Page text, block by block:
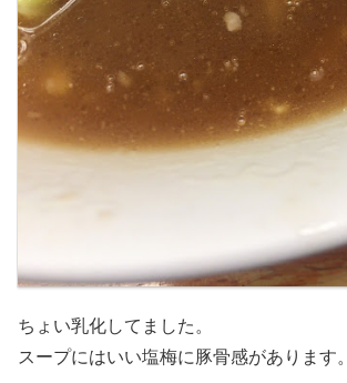
ちょい乳化してました。
スープにはいい塩梅に豚骨感があります。